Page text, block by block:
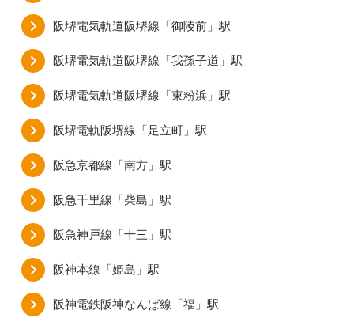
阪堺電気軌道阪堺線「御陵前」駅
阪堺電気軌道阪堺線「我孫子道」駅
阪堺電気軌道阪堺線「東粉浜」駅
阪堺電軌阪堺線「足立町」駅
阪急京都線「南方」駅
阪急千里線「柴島」駅
阪急神戸線「十三」駅
阪神本線「姫島」駅
阪神電鉄阪神なんば線「福」駅